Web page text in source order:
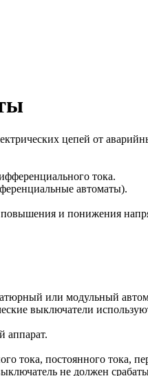
цепей от
тока.
автоматы).
и понижения
или модульный
выключатели
аппарат.
тока, постоянного тока,
не должен